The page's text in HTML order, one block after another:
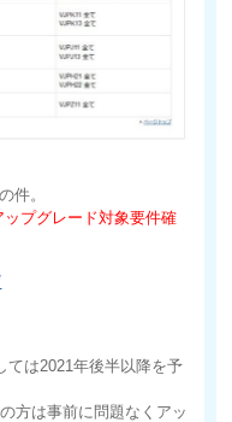
件。
ップグレード対象要件確
ては2021年後半以降を予
方は事前に問題なくアッ